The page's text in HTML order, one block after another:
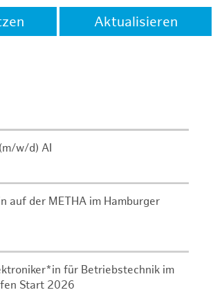
Aktualisieren
w/d) AI
auf der METHA im Hamburger
für Betriebstechnik im
Start 2026